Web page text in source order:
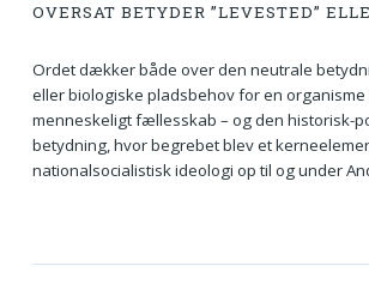
OVERSAT BETYDER ”LEVESTED”
Ordet dækker både over den neutrale
eller biologiske pladsbehov for en organisme
menneskeligt fællesskab – og den historisk-
betydning, hvor begrebet blev et
nationalsocialistisk ideologi op til og under